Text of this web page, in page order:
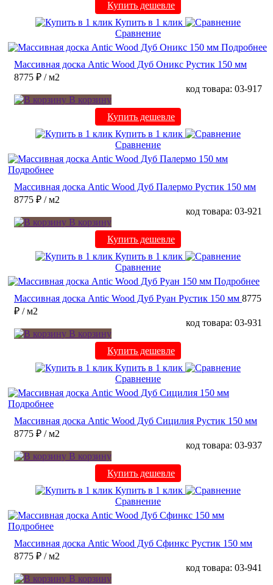
Купить дешевле
Купить в 1 клик
Сравнение
Подробнее
Массивная доска Antic Wood Дуб Оникс Рустик 150 мм
8775 ₽ / м2
код товара: 03-917
В корзину
Купить дешевле
Купить в 1 клик
Сравнение
Подробнее
Массивная доска Antic Wood Дуб Палермо Рустик 150 мм
8775 ₽ / м2
код товара: 03-921
В корзину
Купить дешевле
Купить в 1 клик
Сравнение
Подробнее
Массивная доска Antic Wood Дуб Руан Рустик 150 мм 8775
₽ / м2
код товара: 03-931
В корзину
Купить дешевле
Купить в 1 клик
Сравнение
Подробнее
Массивная доска Antic Wood Дуб Сицилия Рустик 150 мм
8775 ₽ / м2
код товара: 03-937
В корзину
Купить дешевле
Купить в 1 клик
Сравнение
Подробнее
Массивная доска Antic Wood Дуб Сфинкс Рустик 150 мм
8775 ₽ / м2
код товара: 03-941
В корзину